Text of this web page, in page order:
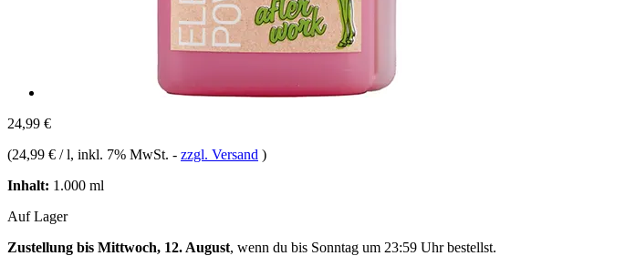
24,99 €
(24,99 € / l, inkl. 7% MwSt. - zzgl. Versand )
Inhalt: 1.000 ml
Auf Lager
Zustellung bis Mittwoch, 12. August, wenn du bis Sonntag um 23:59 Uhrbestellst.